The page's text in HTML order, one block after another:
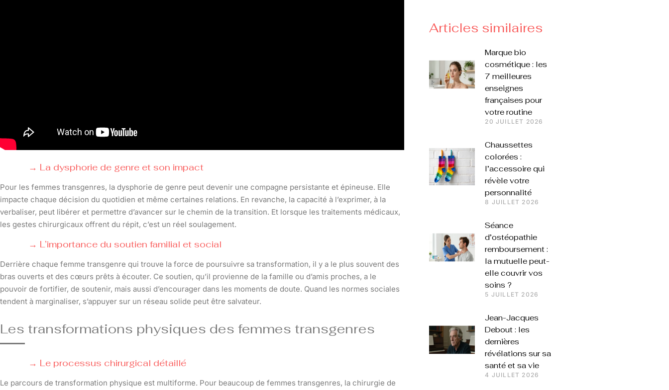
La dysphorie de genre et son impact
Pour les femmes transgenres, la dysphorie de genre peut devenir une compagne persistante et épineuse. Elle
impacte chaque décision du quotidien et même certaines relations. En revanche, la capacité à l’exprimer, à la
verbaliser, peut libérer et permettre d’avancer sur le chemin de la transition. Et lorsque les traitements médicaux,
les gestes chirurgicaux offrent du répit, c’est un réel soulagement.
L’importance du soutien familial et social
Derrière chaque femme transgenre qui trouve la force de poursuivre sa transformation, il y a le plus souvent des
bras ouverts et des cœurs prêts à écouter. Ce soutien, qu’il provienne de la famille ou d’amis proches, a le
pouvoir de fortifier, de soutenir, mais aussi d’encourager dans les moments de doute. Quand les normes sociales
tendent à marginaliser, s’appuyer sur un réseau solide peut être salvateur.
Les transformations physiques des femmes transgenres
Le processus chirurgical détaillé
Le parcours de transformation physique est multiforme. Pour beaucoup de femmes transgenres, la chirurgie de
Articles similaires
Marque bio
cosmétique : les
7 meilleures
enseignes
françaises pour
votre routine
20 JUILLET 2026
Chaussettes
colorées :
l’accessoire qui
révèle votre
personnalité
8 JUILLET 2026
Séance
d’ostéopathie
remboursement :
la mutuelle peut-
elle couvrir vos
soins ?
5 JUILLET 2026
Jean-Jacques
Debout : les
dernières
révélations sur sa
santé et sa vie
4 JUILLET 2026